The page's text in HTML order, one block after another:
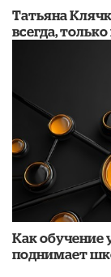
​Татьяна
всегда,
​Как обучение
поднимает